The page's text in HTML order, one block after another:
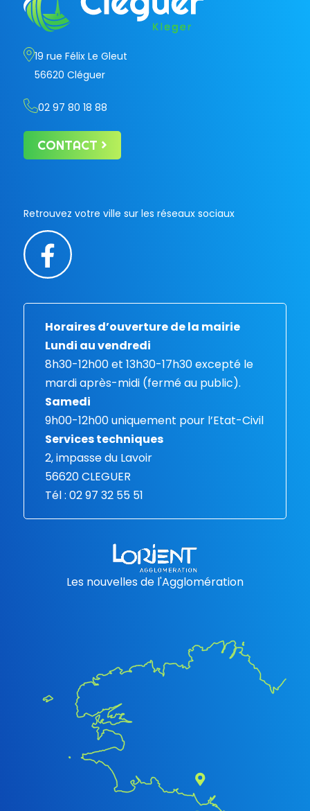
19 rue Félix Le Gleut
56620 Cléguer
02 97 80 18 88
CONTACT
Retrouvez votre ville sur les réseaux sociaux
Horaires d’ouverture de la mairie
Lundi au vendredi
8h30-12h00 et 13h30-17h30 excepté le
mardi après-midi (fermé au public).
Samedi
9h00-12h00 uniquement pour l’Etat-Civil
Services techniques
2, impasse du Lavoir
56620 CLEGUER
Tél : 02 97 32 55 51
Les nouvelles de l'Agglomération